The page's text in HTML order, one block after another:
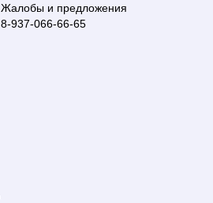
Жалобы и предложения
8-937-066-66-65